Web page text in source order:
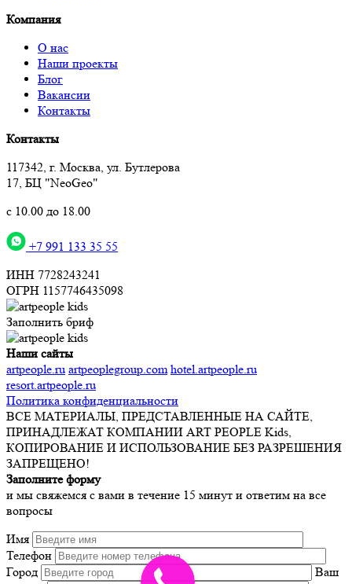
Компания
О нас
Наши проекты
Блог
Вакансии
Контакты
Контакты
117342, г. Москва, ул. Бутлерова
17, БЦ "NeoGeo"
с 10.00 до 18.00
+7 991 133 35 55
ИНН 7728243241
ОГРН 1157746435098
Заполнить бриф
Наши сайты
artpeople.ru artpeoplegroup.com hotel.artpeople.ru
resort.artpeople.ru
Политика конфиденциальности
ВСЕ МАТЕРИАЛЫ, ПРЕДСТАВЛЕННЫЕ НА САЙТЕ,
ПРИНАДЛЕЖАТ КОМПАНИИ ART PEOPLE Kids,
КОПИРОВАНИЕ И ИСПОЛЬЗОВАНИЕ БЕЗ РАЗРЕШЕНИЯ
ЗАПРЕЩЕНО!
Заполните форму
и мы свяжемся с вами в течение 15 минут и ответим на все
вопросы
Имя
Телефон
Город
Ваш